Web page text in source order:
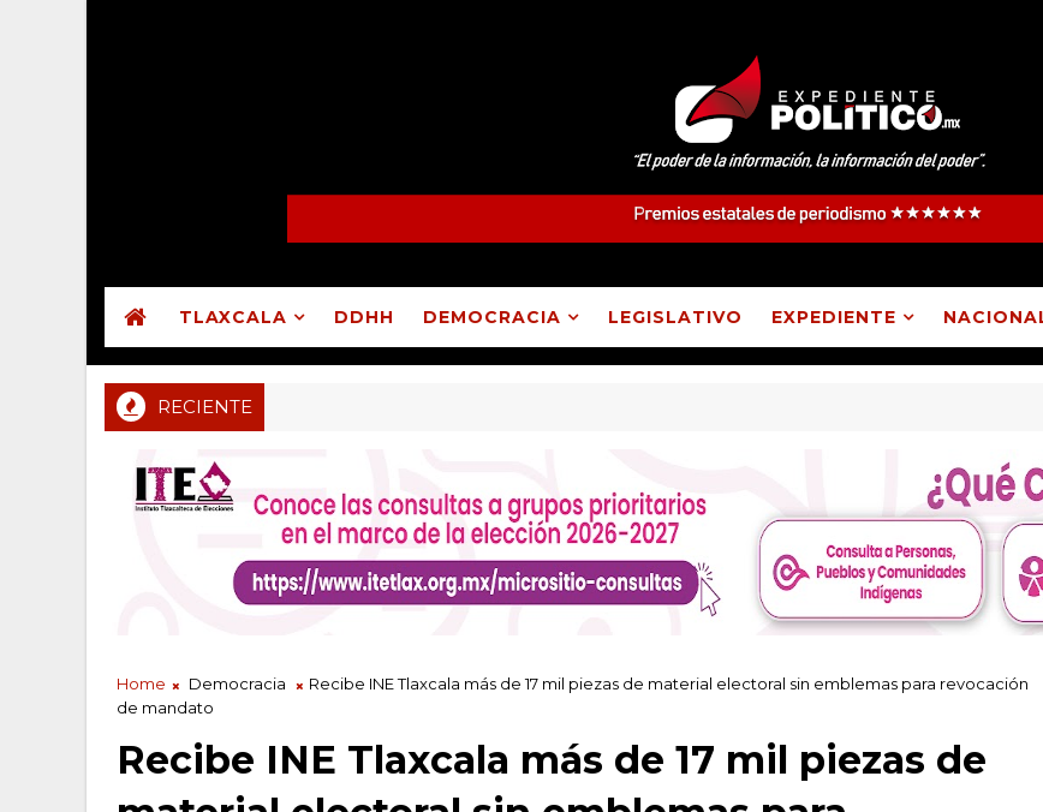
TLAXCALA DDHH DEMOCRACIA LEGISLATIVO EXPEDIENTE
RECIENTE
Home Democracia
Recibe INE Tlaxcala más de 17 mil piezas de material electoral sin emblemas para revocación
de mandato
Recibe INE Tlaxcala más de 17 mil piezas de